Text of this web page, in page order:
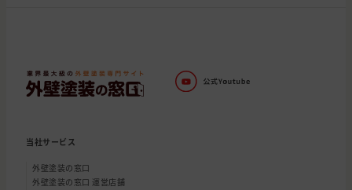
当社サービス
外壁塗装の窓口
外壁塗装の窓口 運営店舗